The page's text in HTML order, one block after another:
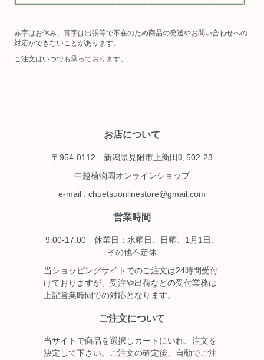
赤字はお休み、青字は出張等で不在のため商品の発送やお問い合わせへの
対応ができないことがあります。
ご注文はいつでも承っております。
お店について
〒954-0112 新潟県見附市上新田町502-23
中越植物園オンラインショップ
e-mail : chuetsuonlinestore@gmail.com
営業時間
9:00-17:00 休業日：水曜日、日曜、1月1日、
その他不定休
当ショッピングサイトでのご注文は24時間受付
けておりますが、受注や出荷などの受付業務は
上記営業時間での対応となります。
ご注文について
当サイトで商品を選択しカートにいれ、注文を
決定して下さい。ご注文の確定後、自動でご注